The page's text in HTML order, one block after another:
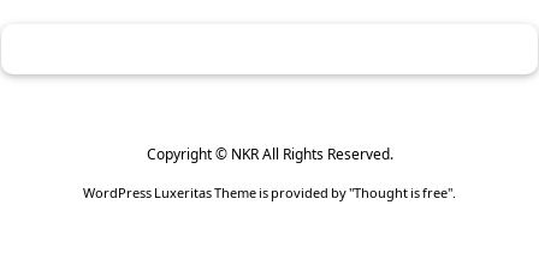
Copyright © NKRAll Rights Reserved.
WordPress Luxeritas Theme is provided by "Thought is free".